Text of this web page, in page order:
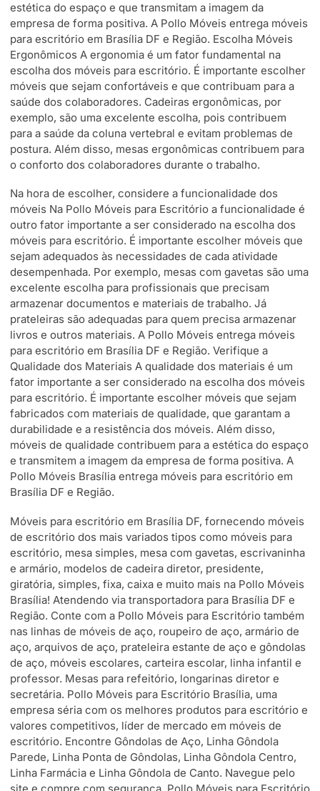
estética do espaço e que transmitam a imagem da
empresa de forma positiva. A Pollo Móveis entrega móveis
para escritório em Brasília DF e Região. Escolha Móveis
Ergonômicos A ergonomia é um fator fundamental na
escolha dos móveis para escritório. É importante escolher
móveis que sejam confortáveis e que contribuam para a
saúde dos colaboradores. Cadeiras ergonômicas, por
exemplo, são uma excelente escolha, pois contribuem
para a saúde da coluna vertebral e evitam problemas de
postura. Além disso, mesas ergonômicas contribuem para
o conforto dos colaboradores durante o trabalho.
Na hora de escolher, considere a funcionalidade dos
móveis Na Pollo Móveis para Escritório a funcionalidade é
outro fator importante a ser considerado na escolha dos
móveis para escritório. É importante escolher móveis que
sejam adequados às necessidades de cada atividade
desempenhada. Por exemplo, mesas com gavetas são uma
excelente escolha para profissionais que precisam
armazenar documentos e materiais de trabalho. Já
prateleiras são adequadas para quem precisa armazenar
livros e outros materiais. A Pollo Móveis entrega móveis
para escritório em Brasília DF e Região. Verifique a
Qualidade dos Materiais A qualidade dos materiais é um
fator importante a ser considerado na escolha dos móveis
para escritório. É importante escolher móveis que sejam
fabricados com materiais de qualidade, que garantam a
durabilidade e a resistência dos móveis. Além disso,
móveis de qualidade contribuem para a estética do espaço
e transmitem a imagem da empresa de forma positiva. A
Pollo Móveis Brasília entrega móveis para escritório em
Brasília DF e Região.
Móveis para escritório em Brasília DF, fornecendo móveis
de escritório dos mais variados tipos como móveis para
escritório, mesa simples, mesa com gavetas, escrivaninha
e armário, modelos de cadeira diretor, presidente,
giratória, simples, fixa, caixa e muito mais na Pollo Móveis
Brasília! Atendendo via transportadora para Brasília DF e
Região. Conte com a Pollo Móveis para Escritório também
nas linhas de móveis de aço, roupeiro de aço, armário de
aço, arquivos de aço, prateleira estante de aço e gôndolas
de aço, móveis escolares, carteira escolar, linha infantil e
professor. Mesas para refeitório, longarinas diretor e
secretária. Pollo Móveis para Escritório Brasília, uma
empresa séria com os melhores produtos para escritório e
valores competitivos, líder de mercado em móveis de
escritório. Encontre Gôndolas de Aço, Linha Gôndola
Parede, Linha Ponta de Gôndolas, Linha Gôndola Centro,
Linha Farmácia e Linha Gôndola de Canto. Navegue pelo